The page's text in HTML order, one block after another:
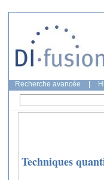
Recherche avancée
Techniques